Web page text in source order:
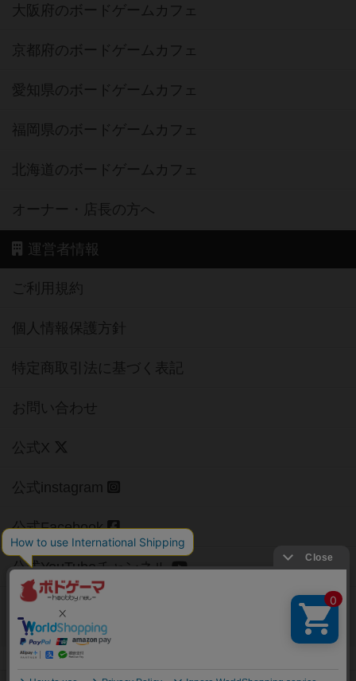
大阪府のボードゲームカフェ
京都府のボードゲームカフェ
愛知県のボードゲームカフェ
福岡県のボードゲームカフェ
北海道のボードゲームカフェ
オーナー・店長の方へ
運営者情報
ご利用規約
個人情報保護方針
特定商取引法に基づく表記
お問い合わせ
公式X
公式instagram
公式Facebook
公式YouTubeチャンネル